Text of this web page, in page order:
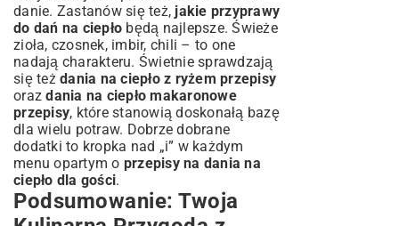
danie. Zastanów się też, jakie przyprawy
do dań na ciepło będą najlepsze. Świeże
zioła, czosnek, imbir, chili – to one
nadają charakteru. Świetnie sprawdzają
się też dania na ciepło z ryżem przepisy
orazdania na ciepło makaronowe
przepisy, które stanowią doskonałą bazę
dla wielu potraw. Dobrze dobrane
dodatki to kropka nad „i” w każdym
menu opartym o przepisy na dania na
ciepło dla gości.
Podsumowanie: Twoja